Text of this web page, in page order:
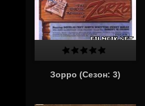
Зорро (Cезон: 3)